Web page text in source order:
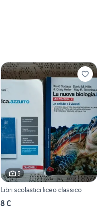
5
Libri scolastici liceo classico
8 €